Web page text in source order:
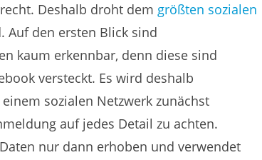
Deshalb droht dem größten sozialen
Auf den ersten Blick sind
kaum erkennbar, denn diese sind
versteckt. Es wird deshalb
sozialen Netzwerk zunächst
auf jedes Detail zu achten.
nur dann erhoben und verwendet